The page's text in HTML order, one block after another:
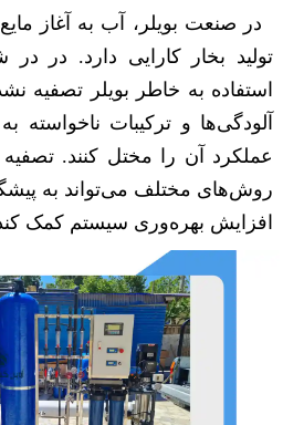
در صنعت بویلر، آب به آغاز
تولید بخار کارایی دارد. در
استفاده به خاطر بویلر
آلودگی‌ها و ترکیبات ناخواسته
عملکرد آن را مختل کنند. تصفیه
روش‌های مختلف می‌تواند به
افزایش بهره‌وری سیستم کمک